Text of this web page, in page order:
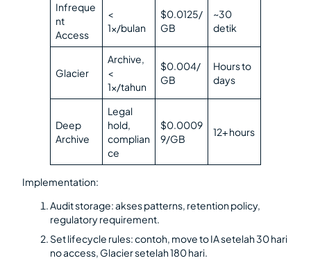
Infreque
nt
Access
<
1x/bulan
$0.0125/
GB
~30
detik
Glacier
Archive,
<
1x/tahun
$0.004/
GB
Hours to
days
Deep
Archive
Legal
hold,
complian
ce
$0.0009
9/GB
12+ hours
Implementation:
Audit storage: akses patterns, retention policy,
regulatory requirement.
Set lifecycle rules: contoh, move to IA setelah 30 hari
no access, Glacier setelah 180 hari.